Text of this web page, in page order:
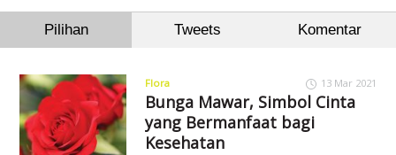
Pilihan Tweets Komentar
Flora 13 Mar 2021
Bunga Mawar, Simbol Cinta
yang Bermanfaat bagi
Kesehatan